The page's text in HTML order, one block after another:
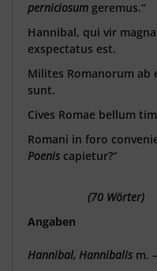
perniciosum geremus.“
Hannibal, qui vir
exspectatus est.
Milites Romanorum ab
sunt.
Cives Romae bellum
Romani in foro
Poenis capietur?“
(70 Wörter)
Angaben
Hannibal, Hannibalis m.